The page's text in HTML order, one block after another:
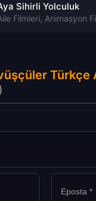
Filmleri
,Macera Filmleri
Sihirli Yolculuk
Filmleri, Animasyon
Türkçe